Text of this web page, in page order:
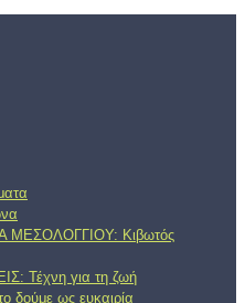
Κιβωτός
Τέχνη για τη ζωή
δούμε ως ευκαιρία